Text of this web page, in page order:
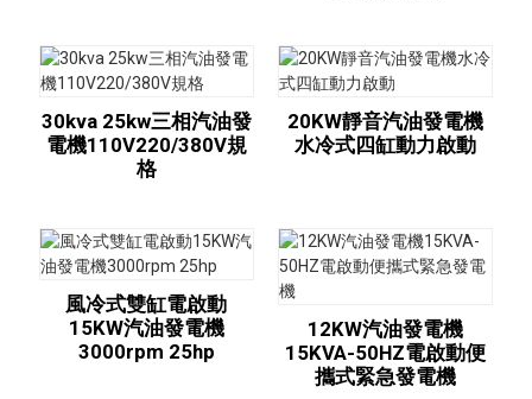
30kva 25kw三相汽油發
電機110V220/380V規
格
20KW靜音汽油發電機
水冷式四缸動力啟動
風冷式雙缸電啟動
15KW汽油發電機
3000rpm 25hp
12KW汽油發電機
15KVA-50HZ電啟動便
攜式緊急發電機